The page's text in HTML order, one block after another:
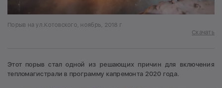
Порыв на ул.Котовского, ноябрь, 2018 г
Скачать
Этот порыв стал одной из решающих причин для включения
тепломагистрали в программу капремонта 2020 года.